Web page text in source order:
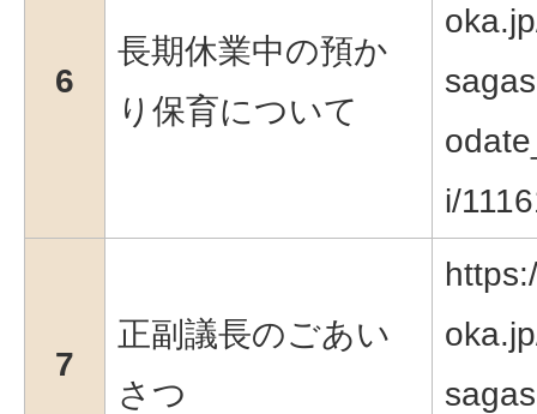
6
長期休業中の預か
り保育について
i/
7
正副議長のごあい
さつ